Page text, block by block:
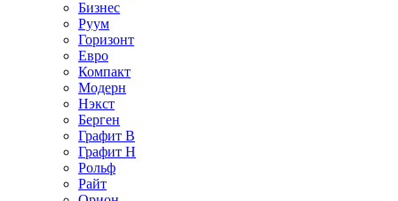
Бизнес
Руум
Горизонт
Евро
Компакт
Модерн
Нэкст
Берген
Графит В
Графит Н
Рольф
Райт